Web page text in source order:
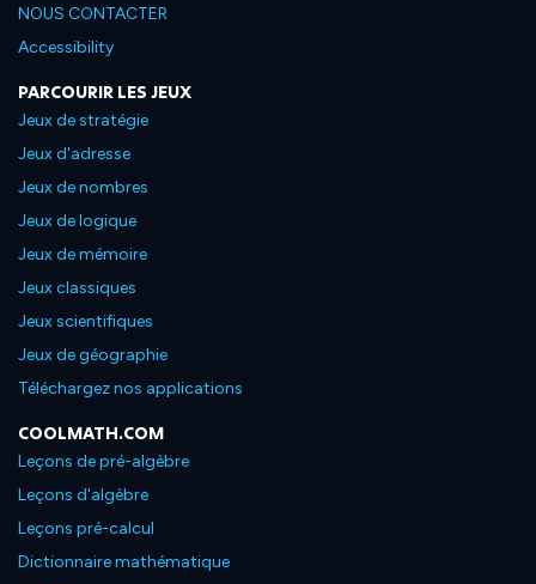
NOUS CONTACTER
Accessibility
PARCOURIR LES JEUX
Jeux de stratégie
Jeux d'adresse
Jeux de nombres
Jeux de logique
Jeux de mémoire
Jeux classiques
Jeux scientifiques
Jeux de géographie
Téléchargez nos applications
COOLMATH.COM
Leçons de pré-algèbre
Leçons d'algèbre
Leçons pré-calcul
Dictionnaire mathématique